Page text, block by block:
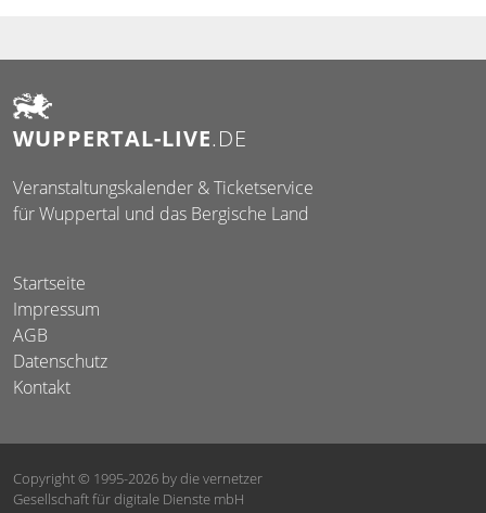
WUPPERTAL-LIVE.DE
Veranstaltungskalender & Ticketservice
für Wuppertal und das Bergische Land
Startseite
Impressum
AGB
Datenschutz
Kontakt
Copyright © 1995-2026 by die vernetzer
Gesellschaft für digitale Dienste mbH